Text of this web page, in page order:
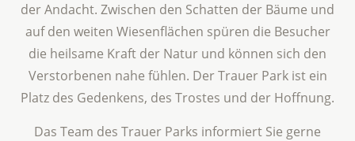
der Andacht. Zwischen den Schatten der Bäume und
auf den weiten Wiesenflächen spüren die Besucher
die heilsame Kraft der Natur und können sich den
Verstorbenen nahe fühlen. Der Trauer Park ist ein
Platz des Gedenkens, des Trostes und der Hoffnung.
Das Team des Trauer Parks informiert Sie gerne